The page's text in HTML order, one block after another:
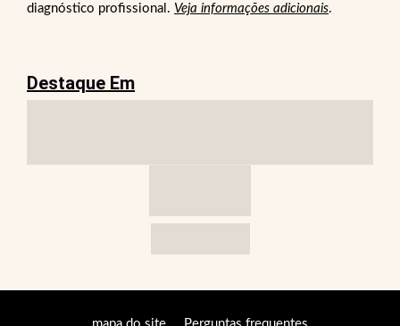
diagnóstico profissional. Veja informações adicionais.
Destaque Em